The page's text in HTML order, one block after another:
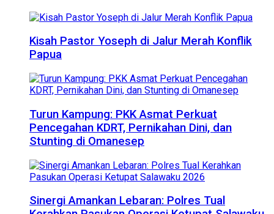
Kisah Pastor Yoseph di Jalur Merah Konflik
Papua
Turun Kampung: PKK Asmat Perkuat
Pencegahan KDRT, Pernikahan Dini, dan
Stunting di Omanesep
Sinergi Amankan Lebaran: Polres Tual